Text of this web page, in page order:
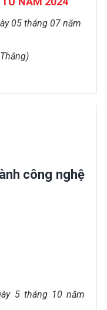
05tháng 07năm
công nghệ
5 tháng 10 năm